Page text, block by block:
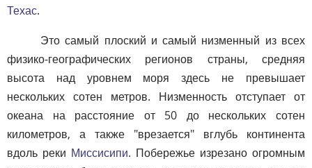
Техас.
Это самый плоский и самый низменный из всех
физико-географических регионов страны, средняя
высота над уровнем моря здесь не превышает
нескольких сотен метров. Низменность отступает от
океана на расстояние от 50 до нескольких сотен
километров, а также "врезается" вглубь континента
вдоль реки Миссисипи. Побережье изрезано огромным